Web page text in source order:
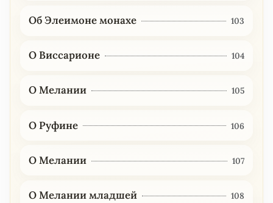
Об Элеимоне монахе 103
О Виссарионе 104
О Мелании 105
О Руфине 106
О Мелании 107
О Мелании младшей 108